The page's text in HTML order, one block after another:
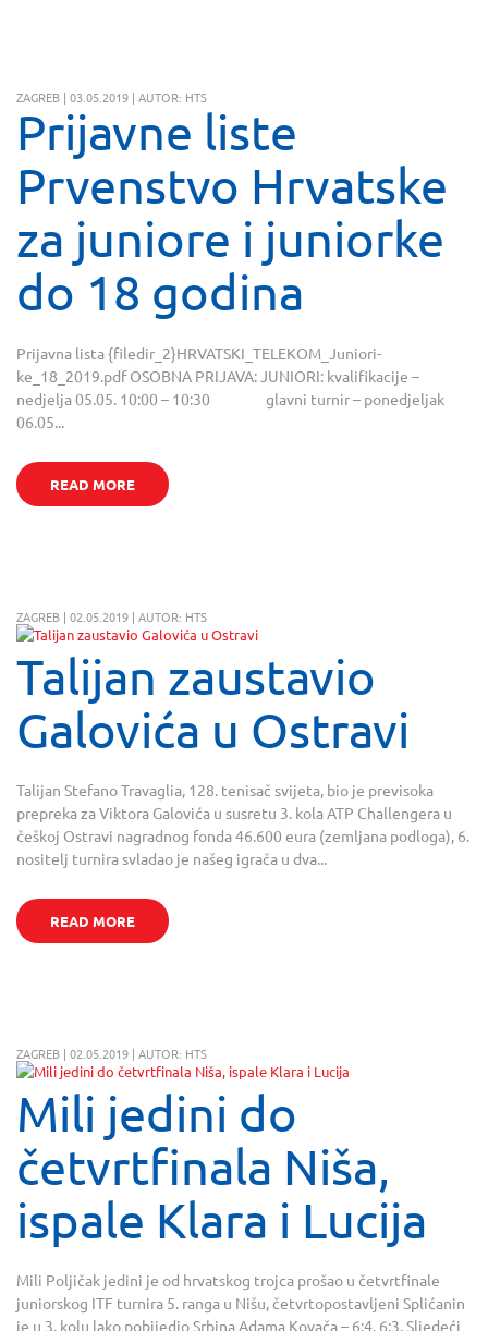
ZAGREB | 03.05.2019 | AUTOR: HTS
Prijavne liste
Prvenstvo Hrvatske
za juniore i juniorke
do 18 godina
Prijavna lista {filedir_2}HRVATSKI_TELEKOM_Juniori-
ke_18_2019.pdf OSOBNA PRIJAVA: JUNIORI: kvalifikacije –
nedjelja 05.05. 10:00 – 10:30 glavni turnir – ponedjeljak
06.05...
READ MORE
ZAGREB | 02.05.2019 | AUTOR: HTS
Talijan zaustavio
Galovića u Ostravi
Talijan Stefano Travaglia, 128. tenisač svijeta, bio je previsoka
prepreka za Viktora Galovića u susretu 3. kola ATP Challengera u
češkoj Ostravi nagradnog fonda 46.600 eura (zemljana podloga), 6.
nositelj turnira svladao je našeg igrača u dva...
READ MORE
ZAGREB | 02.05.2019 | AUTOR: HTS
Mili jedini do
četvrtfinala Niša,
ispale Klara i Lucija
Mili Poljičak jedini je od hrvatskog trojca prošao u četvrtfinale
juniorskog ITF turnira 5. ranga u Nišu, četvrtopostavljeni Splićanin
je u 3. kolu lako pobijedio Srbina Adama Kovača – 6:4, 6:3. Sljedeći